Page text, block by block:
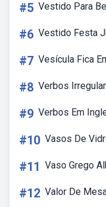
#5 Vestido Para
#6 Vestido Festa
#7 Vesícula Fica
#8 Verbos
#9 Verbos Em
#10 Vasos De
#11 Vaso Grego
#12 Valor De